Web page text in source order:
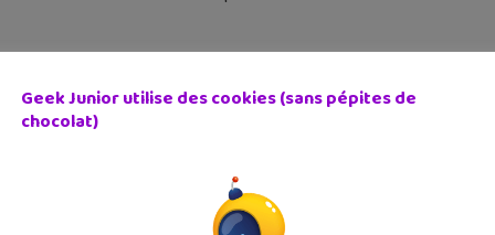
: une application faite pour les lecteurs de mangas !
Geek Junior utilise des cookies (sans pépites de
chocolat)